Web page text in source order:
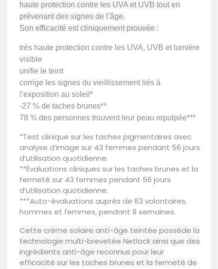
haute protection contre les UVA et UVB tout en
prévenant des signes de l’âge.
Son efficacité est cliniquement prouvée :
très haute protection contre les UVA, UVB et lumière
visible
unifie le teint
corrige les signes du vieillissement liés à
l’exposition au soleil*
-27 % de taches brunes**
78 % des personnes trouvent leur peau repulpée***
*Test clinique sur les taches pigmentaires avec
analyse d’image sur 43 femmes pendant 56 jours
d’utilisation quotidienne.
**Évaluations cliniques sur les taches brunes et la
fermeté sur 43 femmes pendant 56 jours
d’utilisation quotidienne.
***Auto-évaluations auprès de 63 volontaires,
hommes et femmes, pendant 8 semaines.
Cette crème solaire anti-âge teintée possède la
technologie multi-brevetée Netlock ainsi que des
ingrédients anti-âge reconnus pour leur
efficacité sur les taches brunes et la fermeté de